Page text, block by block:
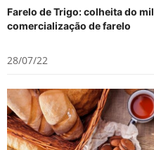
Farelo de Trigo: colheita do
comercialização de farelo
28/07/22